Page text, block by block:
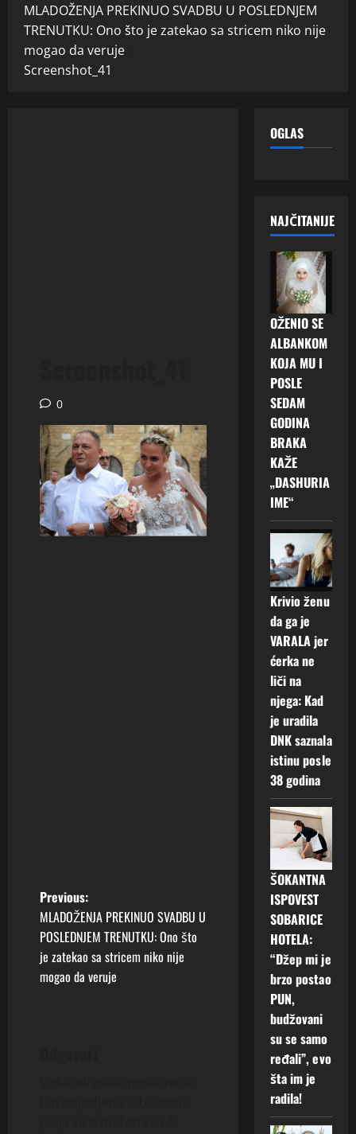
MLADOŽENJA PREKINUO SVADBU U POSLEDNJEM
TRENUTKU: Ono što je zatekao sa stricem niko nije
mogao da veruje
Screenshot_41
0
P
o
s
Previous:
MLADOŽENJA PREKINUO SVADBU U
POSLEDNJEM TRENUTKU: Ono što
je zatekao sa stricem niko nije
mogao da veruje
OGLAS
NAJČITANIJE
OŽENIO SE
ALBANKOM
KOJA MU I
POSLE
SEDAM
GODINA
BRAKA
KAŽE
„DASHURIA
IME“
Krivio ženu
da ga je
VARALA jer
ćerka ne
liči na
njega: Kad
je uradila
DNK saznala
istinu posle
38 godina
ŠOKANTNA
ISPOVEST
SOBARICE
HOTELA:
“Džep mi je
brzo postao
PUN,
budžovani
su se samo
ređali”, evo
šta im je
radila!